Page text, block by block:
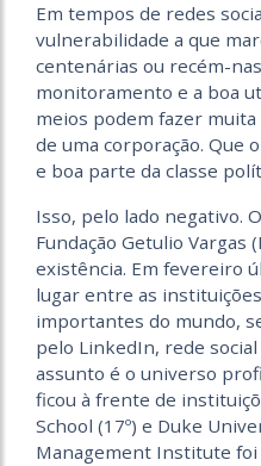
Em tempos de redes
vulnerabilidade a que
centenárias ou recém-
monitoramento e a boa
meios podem fazer
de uma corporação. Que
e boa parte da classe
Isso, pelo lado negativo.
Fundação Getulio Vargas
existência. Em fevereiro
lugar entre as
importantes do mundo,
pelo LinkedIn, rede
assunto é o universo
ficou à frente de
School (17º) e Duke
Management Institute foi